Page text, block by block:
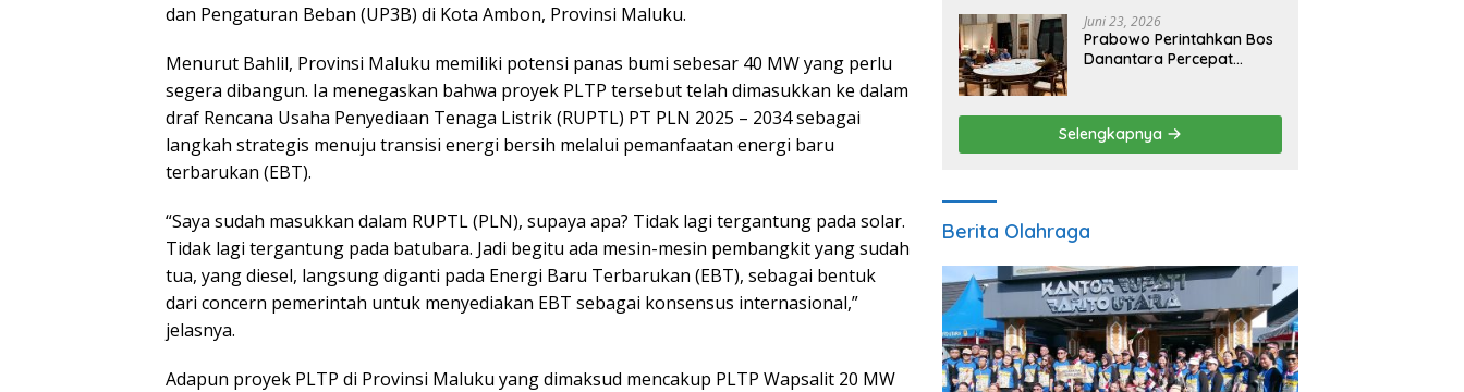
dan Pengaturan Beban (UP3B) di Kota Ambon, Provinsi Maluku.
Menurut Bahlil, Provinsi Maluku memiliki potensi panas bumi sebesar 40 MW yang perlu
segera dibangun. Ia menegaskan bahwa proyek PLTP tersebut telah dimasukkan ke dalam
draf Rencana Usaha Penyediaan Tenaga Listrik (RUPTL) PT PLN 2025 – 2034 sebagai
langkah strategis menuju transisi energi bersih melalui pemanfaatan energi baru
terbarukan (EBT).
“Saya sudah masukkan dalam RUPTL (PLN), supaya apa? Tidak lagi tergantung pada solar.
Tidak lagi tergantung pada batubara. Jadi begitu ada mesin-mesin pembangkit yang sudah
tua, yang diesel, langsung diganti pada Energi Baru Terbarukan (EBT), sebagai bentuk
dari concern pemerintah untuk menyediakan EBT sebagai konsensus internasional,”
jelasnya.
Adapun proyek PLTP di Provinsi Maluku yang dimaksud mencakup PLTP Wapsalit 20 MW
Juni 23, 2026
Prabowo Perintahkan Bos
Danantara Percepat
Ekonomi Baru
Selengkapnya
Berita Olahraga